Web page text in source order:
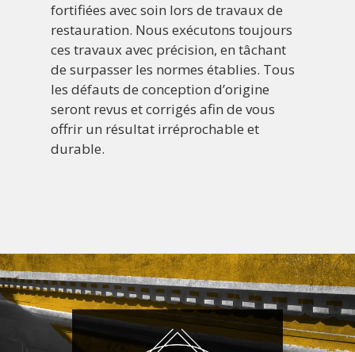
fortifiées avec soin lors de travaux de
restauration. Nous exécutons toujours
ces travaux avec précision, en tâchant
de surpasser les normes établies. Tous
les défauts de conception d’origine
seront revus et corrigés afin de vous
offrir un résultat irréprochable et
durable.